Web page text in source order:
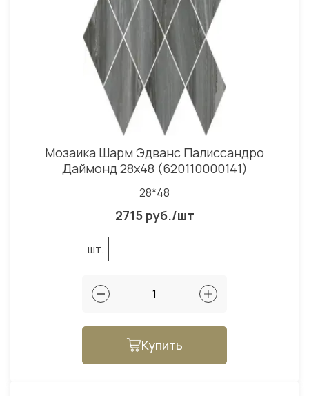
Мозаика Шарм Эдванс Палиссандро
Даймонд 28x48 (620110000141)
28*48
2715 руб./шт
шт.
Купить